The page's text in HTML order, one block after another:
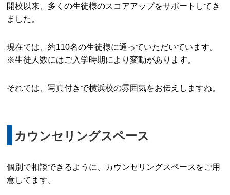
開校以来、多くの生徒様のスコアアップをサポートしてき
ました。
現在では、約110名の生徒様に通っていただいています。
※生徒人数にはご入学時期により変動があります。
それでは、写真付きで横浜校の雰囲気をお伝えしますね。
カウンセリングスペース
個別で相談できるように、カウンセリングスペースをご用
意してます。